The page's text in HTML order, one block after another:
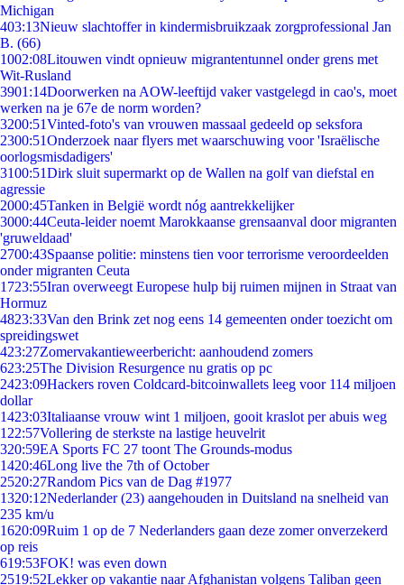
Michigan
403:13Nieuw slachtoffer in kindermisbruikzaak zorgprofessional Jan
B. (66)
1002:08Litouwen vindt opnieuw migrantentunnel onder grens met
Wit-Rusland
3901:14Doorwerken na AOW-leeftijd vaker vastgelegd in cao's, moet
werken na je 67e de norm worden?
3200:51Vinted-foto's van vrouwen massaal gedeeld op seksfora
2300:51Onderzoek naar flyers met waarschuwing voor 'Israëlische
oorlogsmisdadigers'
3100:51Dirk sluit supermarkt op de Wallen na golf van diefstal en
agressie
2000:45Tanken in België wordt nóg aantrekkelijker
3000:44Ceuta-leider noemt Marokkaanse grensaanval door migranten
'gruweldaad'
2700:43Spaanse politie: minstens tien voor terrorisme veroordeelden
onder migranten Ceuta
1723:55Iran overweegt Europese hulp bij ruimen mijnen in Straat van
Hormuz
4823:33Van den Brink zet nog eens 14 gemeenten onder toezicht om
spreidingswet
423:27Zomervakantieweerbericht: aanhoudend zomers
623:25The Division Resurgence nu gratis op pc
2423:09Hackers roven Coldcard-bitcoinwallets leeg voor 114 miljoen
dollar
1423:03Italiaanse vrouw wint 1 miljoen, gooit kraslot per abuis weg
1 22:57Vollering de sterkste na lastige heuvelrit
320:59EA Sports FC 27 toont The Grounds-modus
1420:46Long live the 7th of October
2520:27Random Pics van de Dag #1977
1320:12Nederlander (23) aangehouden in Duitsland na snelheid van
235 km/u
1620:09Ruim 1 op de 7 Nederlanders gaan deze zomer onverzekerd
op reis
619:53FOK! was even down
2519:52Lekker op vakantie naar Afghanistan volgens Taliban geen